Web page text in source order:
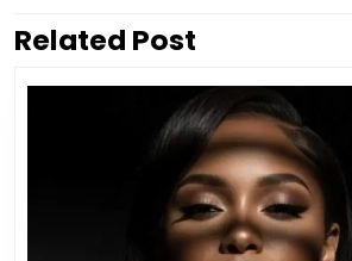
Vorig
Related Post